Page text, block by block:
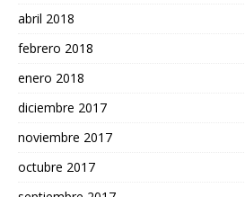
abril 2018
febrero 2018
enero 2018
diciembre 2017
noviembre 2017
octubre 2017